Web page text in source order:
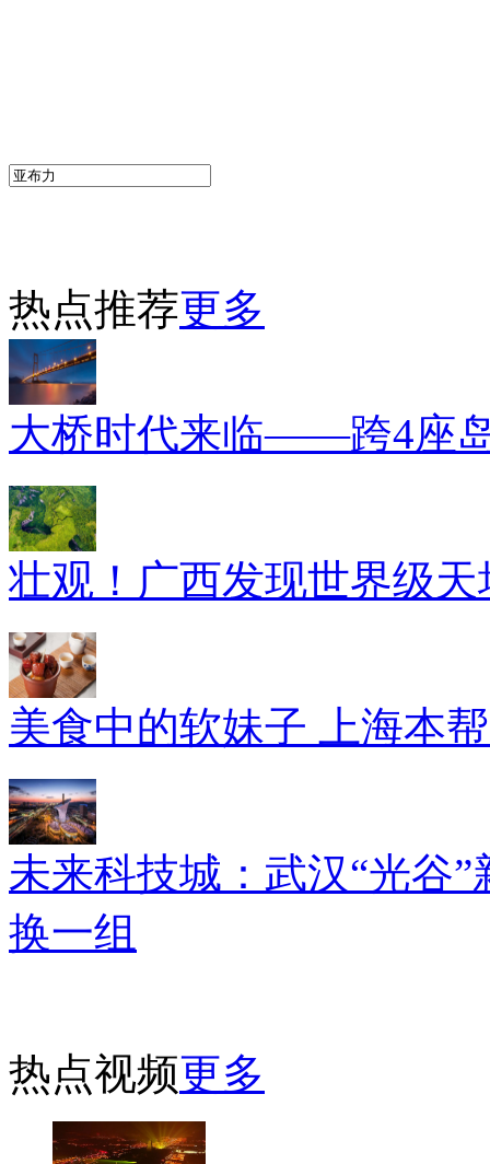
热点推荐更多
大桥时代来临——跨4座
壮观！广西发现世界级
美食中的软妹子 上海本
未来科技城：武汉“光谷”
换一组
热点视频更多